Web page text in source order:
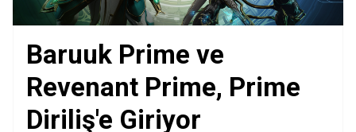
Baruuk Prime ve
Revenant Prime, Prime
Diriliş'e Giriyor